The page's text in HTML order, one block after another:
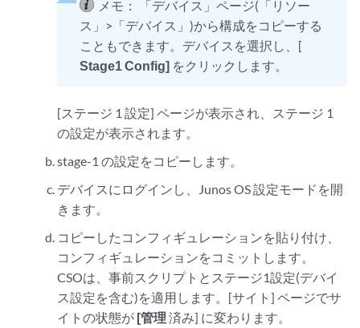
メモ：
「デバイス」ページ(「リソー
ス」>「デバイス」)から構成をコピーする
こともできます。デバイスを選択し、[
Stage1 Config]をクリックします。
[ステージ 1 設定] ページが表示され、ステージ 1
の設定が表示されます。
stage-1 の設定をコピーします。
デバイスにログインし、Junos OS 設定モードを開
きます。
コピーしたコンフィギュレーションを貼り付け、
コンフィギュレーションをコミットします。
CSOは、事前スクリプトとステージ1設定(デバイ
ス設定を含む)を適用します。[サイト] ページでサ
イトの状態が [管理 済み] に変わります。